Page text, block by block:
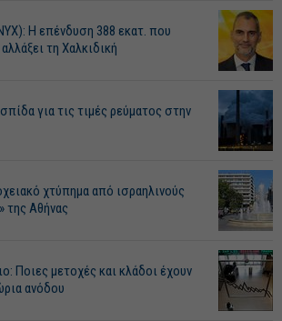
Η επένδυση 388 εκατ. που
τη Χαλκιδική
για τις τιμές ρεύματος στην
χτύπημα από ισραηλινούς
της Αθήνας
Ποιες μετοχές και κλάδοι έχουν
ανόδου